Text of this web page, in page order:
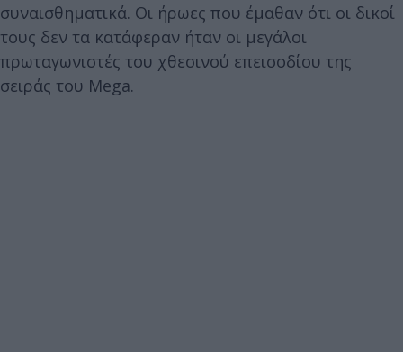
συναισθηματικά. Οι ήρωες που έμαθαν ότι οι δικοί
τους δεν τα κατάφεραν ήταν οι μεγάλοι
πρωταγωνιστές του χθεσινού επεισοδίου της
σειράς του Mega.